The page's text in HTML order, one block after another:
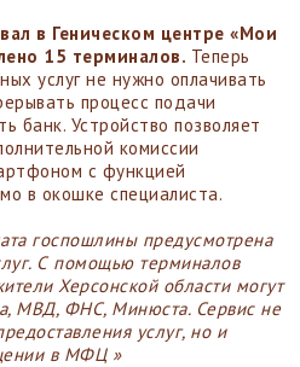
в Геническом центре «Мои
15 терминалов. Теперь
услуг не нужно оплачивать
процесс подачи
банк. Устройство позволяет
комиссии
с функцией
в окошке специалиста.
госпошлины предусмотрена
С помощью терминалов
Херсонской области могут
МВД, ФНС, Минюста. Сервис не
услуг, но и
в МФЦ »